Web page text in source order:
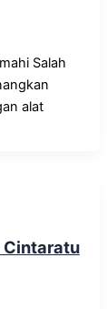
Salah
alat
Cintaratu